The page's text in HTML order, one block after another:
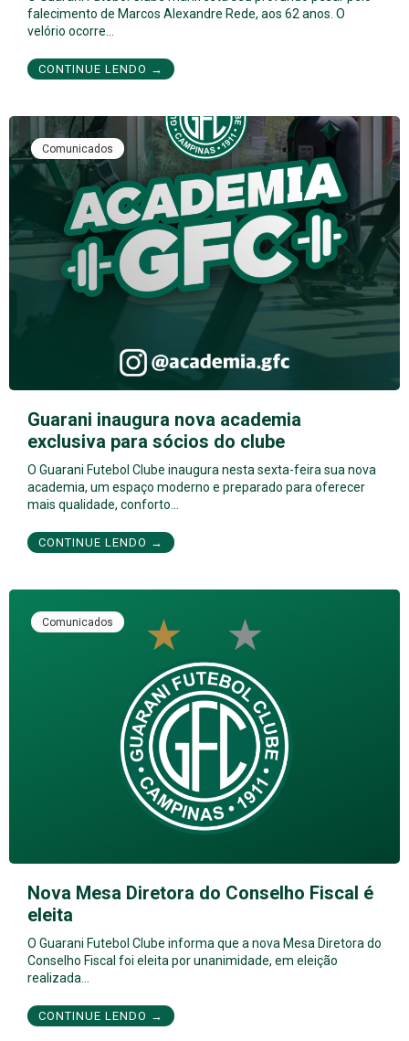
falecimento de Marcos Alexandre Rede, aos 62 anos. O
velório ocorre…
CONTINUE LENDO →
Comunicados
Guarani inaugura nova academia
exclusiva para sócios do clube
O Guarani Futebol Clube inaugura nesta sexta-feira sua nova
academia, um espaço moderno e preparado para oferecer
mais qualidade, conforto…
CONTINUE LENDO →
Comunicados
Nova Mesa Diretora do Conselho Fiscal é
eleita
O Guarani Futebol Clube informa que a nova Mesa Diretora do
Conselho Fiscal foi eleita por unanimidade, em eleição
realizada…
CONTINUE LENDO →